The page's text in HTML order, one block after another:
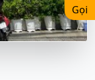
Gọi